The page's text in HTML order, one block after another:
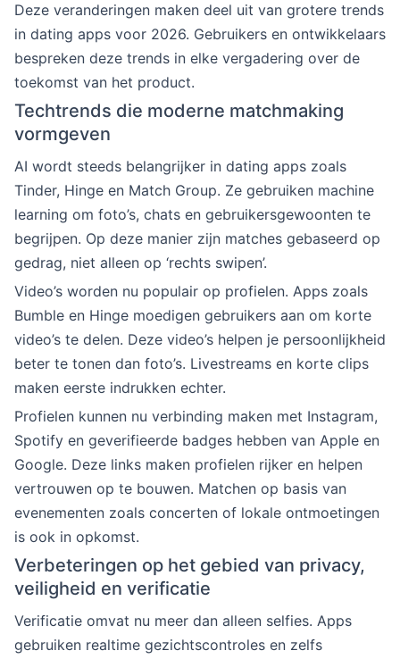
Deze veranderingen maken deel uit van grotere trends
in dating apps voor 2026. Gebruikers en ontwikkelaars
bespreken deze trends in elke vergadering over de
toekomst van het product.
Techtrends die moderne matchmaking
vormgeven
AI wordt steeds belangrijker in dating apps zoals
Tinder, Hinge en Match Group. Ze gebruiken machine
learning om foto’s, chats en gebruikersgewoonten te
begrijpen. Op deze manier zijn matches gebaseerd op
gedrag, niet alleen op ‘rechts swipen’.
Video’s worden nu populair op profielen. Apps zoals
Bumble en Hinge moedigen gebruikers aan om korte
video’s te delen. Deze video’s helpen je persoonlijkheid
beter te tonen dan foto’s. Livestreams en korte clips
maken eerste indrukken echter.
Profielen kunnen nu verbinding maken met Instagram,
Spotify en geverifieerde badges hebben van Apple en
Google. Deze links maken profielen rijker en helpen
vertrouwen op te bouwen. Matchen op basis van
evenementen zoals concerten of lokale ontmoetingen
is ook in opkomst.
Verbeteringen op het gebied van privacy,
veiligheid en verificatie
Verificatie omvat nu meer dan alleen selfies. Apps
gebruiken realtime gezichtscontroles en zelfs